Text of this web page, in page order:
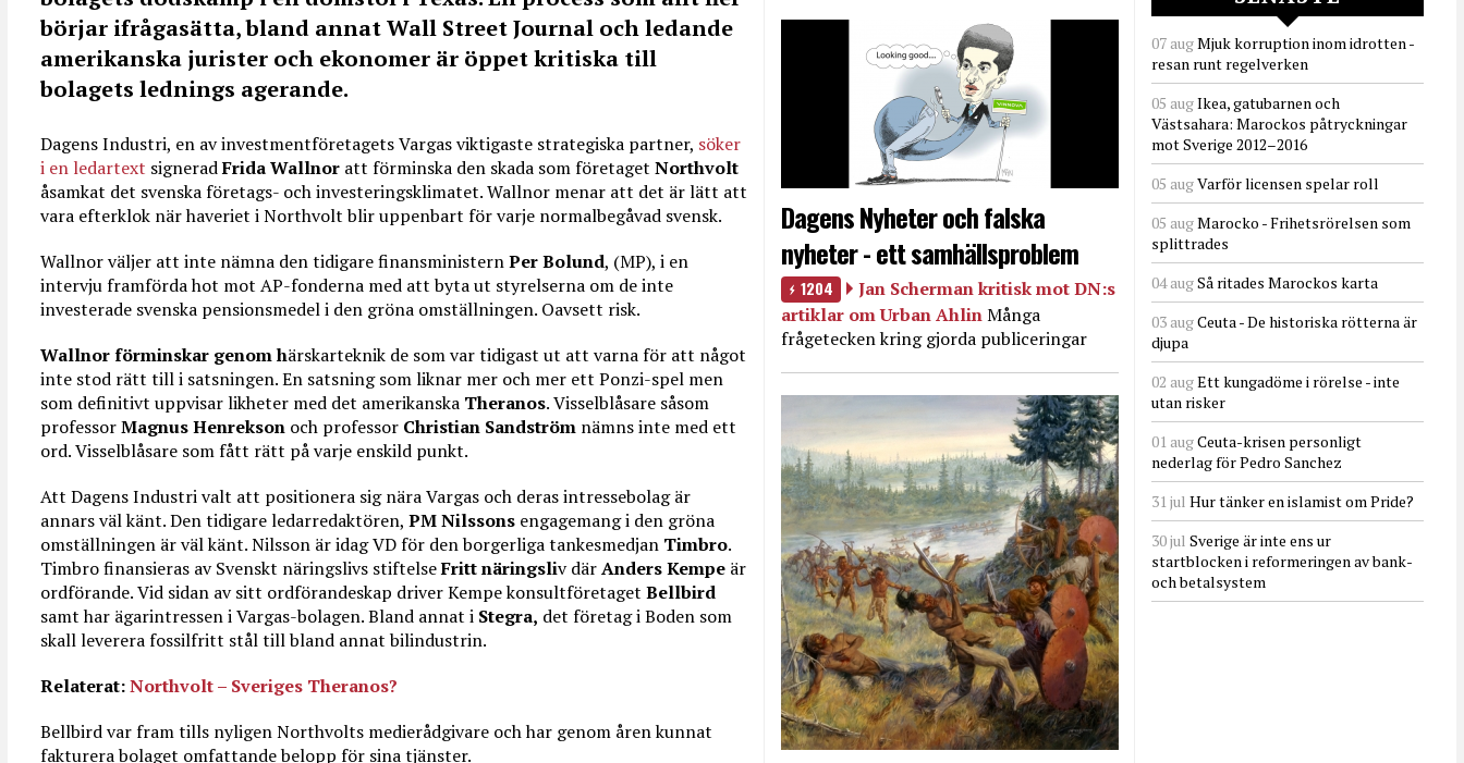
börjar ifrågasätta, bland annat Wall Street Journal och ledande
amerikanska jurister och ekonomer är öppet kritiska till
bolagets lednings agerande.
Dagens Industri, en av investmentföretagets Vargas viktigaste strategiska partner, söker
i en ledartext signeradFrida Wallnor att förminska den skada som företaget Northvolt
åsamkat det svenska företags- och investeringsklimatet. Wallnor menar att det är lätt att
vara efterklok när haveriet i Northvolt blir uppenbart för varje normalbegåvad svensk.
Wallnor väljer att inte nämna den tidigare finansministernPer Bolund, (MP), i en
intervju framförda hot mot AP-fonderna med att byta ut styrelserna om de inte
investerade svenska pensionsmedel i den gröna omställningen. Oavsett risk.
Wallnor förminskar genom härskarteknik de som var tidigast ut att varna för att något
inte stod rätt till i satsningen. En satsning som liknar mer och mer ett Ponzi-spel men
som definitivt uppvisar likheter med det amerikanska Theranos. Visselblåsare såsom
professorMagnus Henrekson och professor Christian Sandström nämns inte med ett
ord. Visselblåsare som fått rätt på varje enskild punkt.
Att Dagens Industri valt att positionera sig nära Vargas och deras intressebolag är
annars väl känt. Den tidigare ledarredaktören, PM Nilssons engagemang i den gröna
omställningen är väl känt. Nilsson är idag VD för den borgerliga tankesmedjan Timbro.
Timbro finansieras av Svenskt näringslivs stiftelseFritt näringsliv därAnders Kempe är
ordförande. Vid sidan av sitt ordförandeskap driver Kempe konsultföretaget Bellbird
samt har ägarintressen i Vargas-bolagen. Bland annat i Stegra, det företag i Boden som
skall leverera fossilfritt stål till bland annat bilindustrin.
Relaterat:Northvolt – Sveriges Theranos?
Bellbird var fram tills nyligen Northvolts medierådgivare och har genom åren kunnat
fakturera bolaget omfattande belopp för sina tjänster.
Dagens Nyheter och falska
nyheter - ett samhällsproblem
1204
Jan Scherman kritisk mot DN:s
artiklar om Urban AhlinMånga
frågetecken kring gjorda publiceringar
07 augMjuk korruption inom idrotten -
resan runt regelverken
05 augIkea, gatubarnen och
Västsahara: Marockos påtryckningar
mot Sverige 2012–2016
05 augVarför licensen spelar roll
05 augMarocko - Frihetsrörelsen som
splittrades
04 augSå ritades Marockos karta
03 augCeuta - De historiska rötterna är
djupa
02 augEtt kungadöme i rörelse - inte
utan risker
01 augCeuta-krisen personligt
nederlag för Pedro Sanchez
31 jul Hur tänker en islamist om Pride?
30 jul Sverige är inte ens ur
startblocken i reformeringen av bank-
och betalsystem